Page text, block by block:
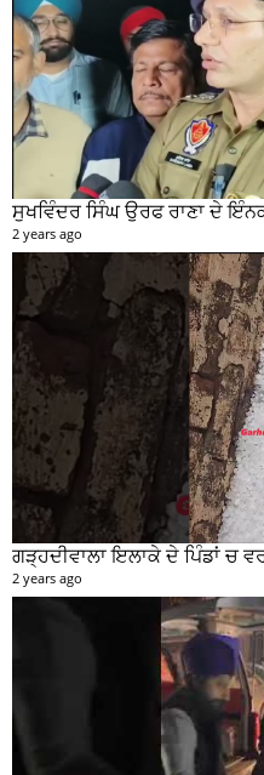
2 years ago
2 years ago